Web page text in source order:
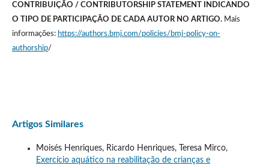
CONTRIBUIÇÃO / CONTRIBUTORSHIP STATEMENT INDICANDO
O TIPO DE PARTICIPAÇÃO DE CADA AUTOR NO ARTIGO.Mais
informações: https://authors.bmj.com/policies/bmj-policy-on-
authorship/
Artigos Similares
Moisés Henriques, Ricardo Henriques, Teresa Mirco,
Exercício aquático na reabilitação de crianças e